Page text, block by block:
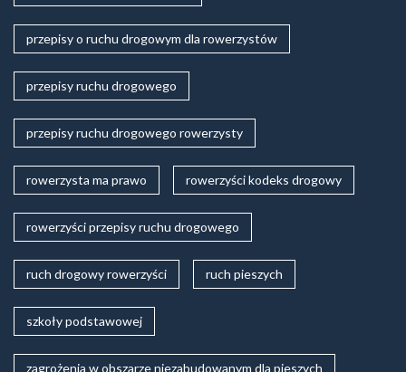
przepisy o ruchu drogowym dla rowerzystów
przepisy ruchu drogowego
przepisy ruchu drogowego rowerzysty
rowerzysta ma prawo rowerzyści kodeks drogowy
rowerzyści przepisy ruchu drogowego
ruch drogowy rowerzyści ruch pieszych
szkoły podstawowej
zagrożenia w obszarze niezabudowanym dla pieszych